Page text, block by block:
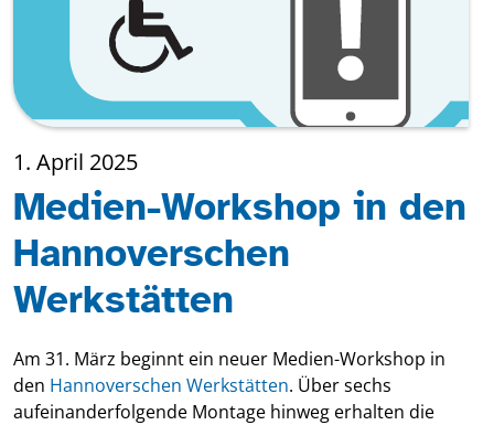
1. April 2025
Medien-Workshop in den
Hannoverschen
Werkstätten
Am 31. März beginnt ein neuer Medien-Workshop in
den Hannoverschen Werkstätten. Über sechs
aufeinanderfolgende Montage hinweg erhalten die